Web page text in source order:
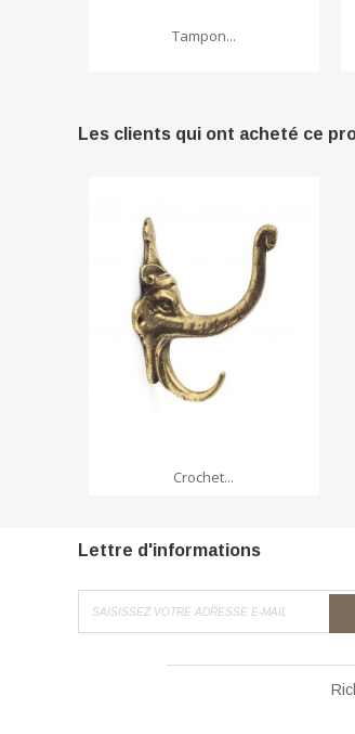
Tampon...
Les clients qui ont acheté ce
ADD TO CART
Crochet...
Lettre d'informations